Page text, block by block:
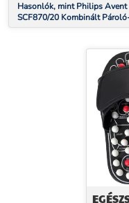
Hasonlók, mint Philips Avent
SCF870/20 Kombinált
és Turmixgép (Egészséges